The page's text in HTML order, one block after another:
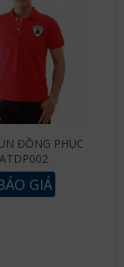
ĐỒNG PHỤC
ATDP002
GIÁ